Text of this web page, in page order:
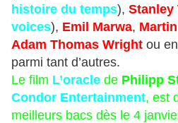
histoire du temps), Stanley
voices), Emil Marwa,
Adam Thomas Wright ou
parmi tant d’autres.
Le film L’oracle de Philipp
Condor Entertainment, est
meilleurs bacs dès le 4